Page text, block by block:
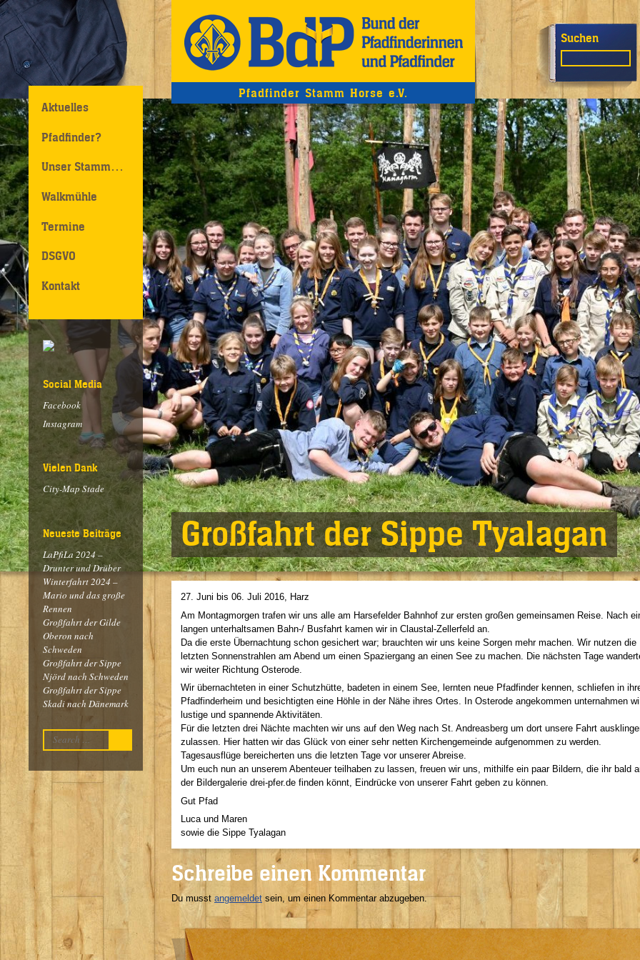
Pfadfinder Stamm Horse e.V.
Suchen
Aktuelles
Pfadfinder?
Unser Stamm…
Walkmühle
Termine
DSGVO
Kontakt
Social Media
Facebook
Instagram
Vielen Dank
City-Map Stade
Neueste Beiträge
LaPfiLa 2024 –
Drunter und Drüber
Winterfahrt 2024 –
Mario und das große
Rennen
Großfahrt der Gilde
Oberon nach
Schweden
Großfahrt der Sippe
Njörd nach Schweden
Großfahrt der Sippe
Skadi nach Dänemark
Großfahrt der Sippe Tyalagan
27. Juni bis 06. Juli 2016, Harz
Am Montagmorgen trafen wir uns alle am Harsefelder Bahnhof zur ersten großen gemeinsamen Reise. Nach
langen unterhaltsamen Bahn-/ Busfahrt kamen wir in Claustal-Zellerfeld an.
Da die erste Übernachtung schon gesichert war; brauchten wir uns keine Sorgen mehr machen. Wir nutzen die
letzten Sonnenstrahlen am Abend um einen Spaziergang an einen See zu machen. Die nächsten Tage
wir weiter Richtung Osterode.
Wir übernachteten in einer Schutzhütte, badeten in einem See, lernten neue Pfadfinder kennen, schliefen in
Pfadfinderheim und besichtigten eine Höhle in der Nähe ihres Ortes. In Osterode angekommen unternahmen
lustige und spannende Aktivitäten.
Für die letzten drei Nächte machten wir uns auf den Weg nach St. Andreasberg um dort unsere Fahrt
zulassen. Hier hatten wir das Glück von einer sehr netten Kirchengemeinde aufgenommen zu werden.
Tagesausflüge bereicherten uns die letzten Tage vor unserer Abreise.
Um euch nun an unserem Abenteuer teilhaben zu lassen, freuen wir uns, mithilfe ein paar Bildern, die ihr bald
der Bildergalerie drei-pfer.de finden könnt, Eindrücke von unserer Fahrt geben zu können.
Gut Pfad
Luca und Maren
sowie die Sippe Tyalagan
Schreibe einen Kommentar
Du musst angemeldet sein, um einen Kommentar abzugeben.